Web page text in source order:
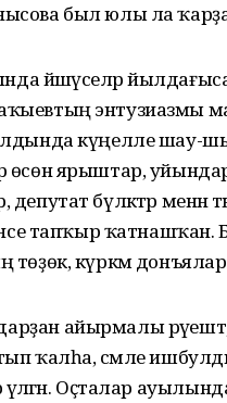
был юлы ла
йәшәүселәр
энтузиазмы
күңелле шау-
ярыштар,
бүләктәр менән
тапҡыр
күркәм
айырмалы рәүештә,
ҡалһа, сәмле
Оҫталар